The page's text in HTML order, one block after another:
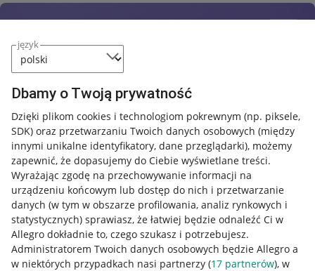
język
Dbamy o Twoją prywatność
Dzięki plikom cookies i technologiom pokrewnym (np. piksele,
SDK) oraz przetwarzaniu Twoich danych osobowych (między
innymi unikalne identyfikatory, dane przeglądarki), możemy
zapewnić, że dopasujemy do Ciebie wyświetlane treści.
Wyrażając zgodę na przechowywanie informacji na
urządzeniu końcowym lub dostęp do nich i przetwarzanie
danych (w tym w obszarze profilowania, analiz rynkowych i
statystycznych) sprawiasz, że łatwiej będzie odnaleźć Ci w
Allegro dokładnie to, czego szukasz i potrzebujesz.
Administratorem Twoich danych osobowych będzie Allegro a
w niektórych przypadkach nasi partnerzy (17 partnerów), w